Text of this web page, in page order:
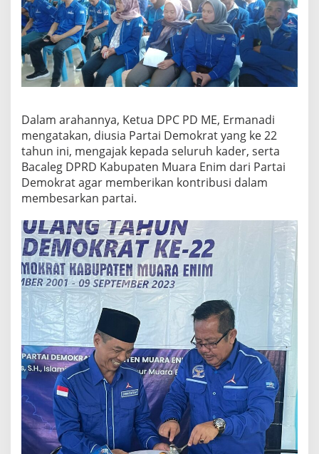
Dalam arahannya, Ketua DPC PD ME, Ermanadi
mengatakan, diusia Partai Demokrat yang ke 22
tahun ini, mengajak kepada seluruh kader, serta
Bacaleg DPRD Kabupaten Muara Enim dari Partai
Demokrat agar memberikan kontribusi dalam
membesarkan partai.